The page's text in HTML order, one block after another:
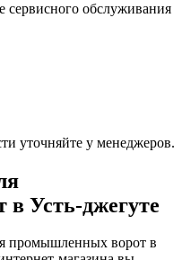
обслуживания
уточняйте у менеджеров.
Усть-джегуте
промышленных ворот в